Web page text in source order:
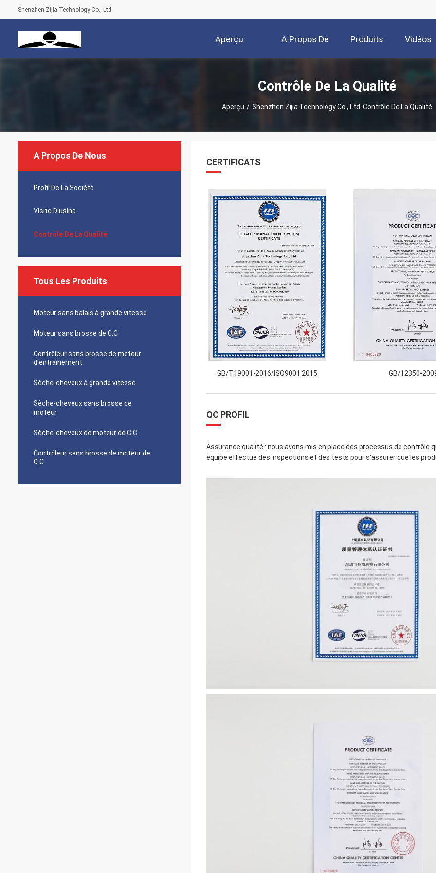
Shenzhen Zijia Technology Co., Ltd.
Aperçu A Propos De
Nous
Produits Vidéos
Contrôle De La Qualité
Aperçu / Shenzhen Zijia Technology Co., Ltd. Contrôle De La Qualité
A Propos De Nous
Profil De La Société
Visite D'usine
Contrôle De La Qualité
Tous Les Produits
Moteur sans balais à grande vitesse
Moteur sans brosse de C.C
Contrôleur sans brosse de moteur
d'entraînement
Sèche-cheveux à grande vitesse
Sèche-cheveux sans brosse de
moteur
Sèche-cheveux de moteur de C.C
Contrôleur sans brosse de moteur de
C.C
CERTIFICATS
GB/T19001-2016/ISO9001:2015 GB/12350-
QC PROFIL
Assurance qualité : nous avons mis en place des processus de contrôle
équipe effectue des inspections et des tests pour s'assurer que les